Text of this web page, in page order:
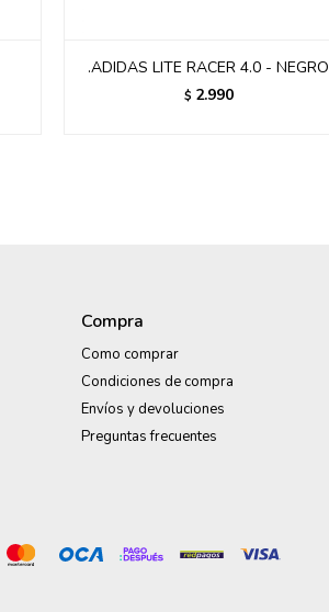
.ADIDAS LITE RACER 4.0 - NEGRO
$ 2.990
Compra
Como comprar
Condiciones de compra
Envíos y devoluciones
Preguntas frecuentes